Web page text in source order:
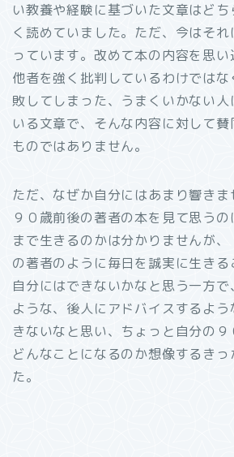
い教養や経験に基づいた文章はど
く読めていました。ただ、今はそ
っています。改めて本の内容を思
他者を強く批判しているわけでは
敗してしまった、うまくいかない
いる文章で、そんな内容に対して
ものではありません。
ただ、なぜか自分にはあまり響きま
９０歳前後の著者の本を見て思う
まで生きるのかは分かりませんが、
の著者のように毎日を誠実に生きる
自分にはできないかなと思う一方
ような、後人にアドバイスするよ
きないなと思い、ちょっと自分の
どんなことになるのか想像するき
た。